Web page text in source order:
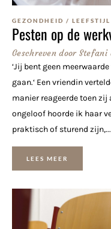
GEZONDHEID / LEEFSTIJL
Pesten op de
Geschreven doorStefani
‘Jij bent geen
gaan.‘ Een vriendin
manier reageerde toen
ongeloof hoorde ik haar
praktisch of sturend zijn,...
LEES MEER